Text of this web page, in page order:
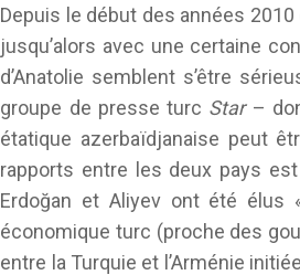
Depuis le début des années
jusqu’alors avec une certaine
d’Anatolie semblent s’être
groupe de presse turc Star–
étatique azerbaïdjanaise peut
rapports entre les deux pays
Erdoğan et Aliyev ont été élus
économique turc (proche des
entre la Turquie et l’Arménie